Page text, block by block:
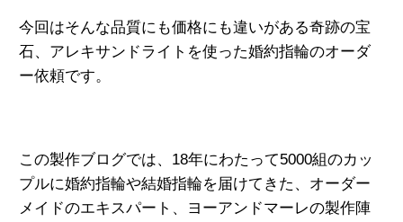
今回はそんな品質にも価格にも違いがある奇跡の宝
石、アレキサンドライトを使った婚約指輪のオーダ
ー依頼です。
この製作ブログでは、18年にわたって5000組のカッ
プルに婚約指輪や結婚指輪を届けてきた、オーダー
メイドのエキスパート、
ヨーアンドマーレの製作陣